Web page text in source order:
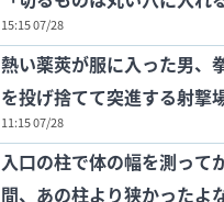
15:15 07/28
熱い薬莢が服に入った男
を投げ捨てて突進する射撃
11:15 07/28
入口の柱で体の幅を測って
間、あの柱より狭かったよ